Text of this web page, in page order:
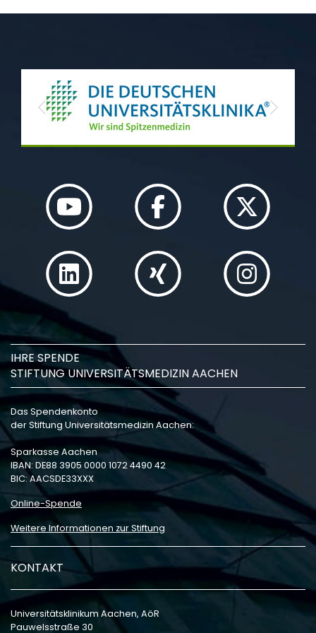
Previous Next
IHRE SPENDE
STIFTUNG UNIVERSITÄTSMEDIZIN AACHEN
Das Spendenkonto
der Stiftung Universitätsmedizin Aachen:
Sparkasse Aachen
IBAN: DE88 3905 0000 1072 4490 42
BIC: AACSDE33XXX
Online-Spende
Weitere Informationen zur Stiftung
KONTAKT
Universitätsklinikum Aachen, AöR
Pauwelsstraße 30